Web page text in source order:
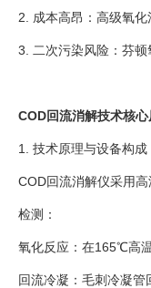
2. 成本高昂：高级氧
3. 二次污染风险：芬顿
COD回流消解技术核心
1. 技术原理与设备构成
COD回流消解仪采用
检测：
氧化反应：在165℃高
回流冷凝：毛刺冷凝管